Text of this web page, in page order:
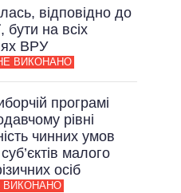
ОБІЦЯНКИ
ПРОЦЕСІ
ОБІЦЯНКИ
відповідно до
бути на всіх
ВРУ
ВИКОНАНО
програмі
рівні
чинних умов
малого
осіб
ВИКОНАНО